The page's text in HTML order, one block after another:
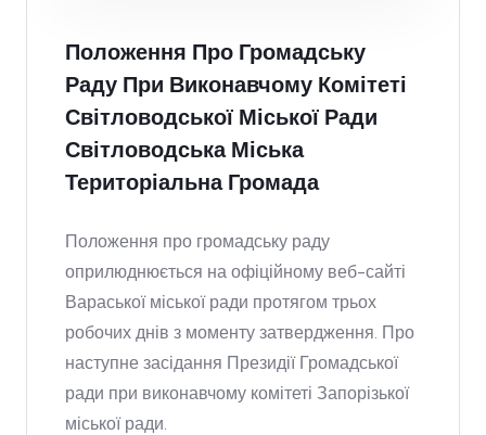
Положення Про Громадську
Раду При Виконавчому Комітеті
Світловодської Міської Ради
Світловодська Міська
Територіальна Громада
Положення про громадську раду
оприлюднюється на офіційному веб-сайті
Вараської міської ради протягом трьох
робочих днів з моменту затвердження. Про
наступне засідання Президії Громадської
ради при виконавчому комітеті Запорізької
міської ради.